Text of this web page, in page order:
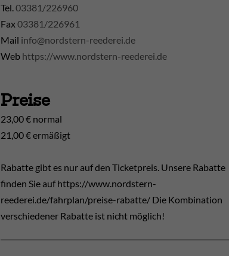
Tel.03381/226960
Fax03381/226961
Mail info@nordstern-reederei.de
Web https://www.nordstern-reederei.de
Preise
23,00 € normal
21,00 € ermäßigt
Rabatte gibt es nur auf den Ticketpreis. Unsere Rabatte
finden Sie auf https://www.nordstern-
reederei.de/fahrplan/preise-rabatte/ Die Kombination
verschiedener Rabatte ist nicht möglich!